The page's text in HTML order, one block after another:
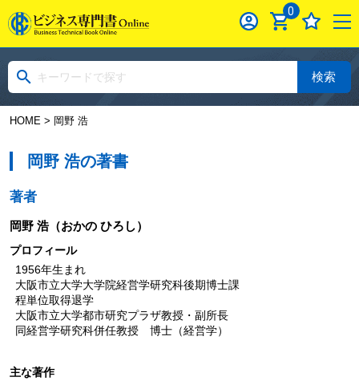
0
検索
HOME> 岡野 浩
岡野 浩の著書
著者
岡野 浩（おかの ひろし）
プロフィール
1956年生まれ
大阪市立大学大学院経営学研究科後期博士課
程単位取得退学
大阪市立大学都市研究プラザ教授・副所長
同経営学研究科併任教授 博士（経営学）
主な著作